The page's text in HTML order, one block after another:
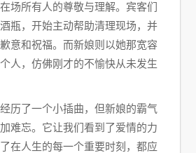
场所有人的尊敬与理解。宾客们
瓶，开始主动帮助清理现场，并
意和祝福。而新娘则以她那宽容
人，仿佛刚才的不愉快从未发生
历了一个小插曲，但新娘的霸气
难忘。它让我们看到了爱情的力
在人生的每一个重要时刻，都应